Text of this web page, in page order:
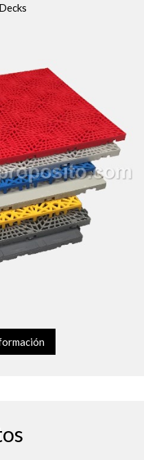
Decks